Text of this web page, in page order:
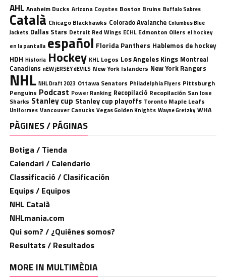
AHL Anaheim Ducks Arizona Coyotes Boston Bruins Buffalo Sabres
Català Chicago Blackhawks Colorado Avalanche Columbus Blue
Jackets Dallas Stars Detroit Red Wings ECHL Edmonton Oilers el hockey
en la pantalla español Florida Panthers Hablemos de hockey
HDH Historia Hockey KHL Logos Los Angeles Kings Montreal
Canadiens nEW jERSEY dEVILS New York Islanders New York Rangers
NHL NHL Draft 2023 Ottawa Senators Philadelphia Flyers Pittsburgh
Penguins Podcast Power Ranking Recopilació Recopilación San Jose
Sharks Stanley cup Stanley cup playoffs Toronto Maple Leafs
Uniformes Vancouver Canucks Vegas Golden Knights Wayne Gretzky WHA
PÀGINES / PÁGINAS
Botiga / Tienda
Calendari / Calendario
Classificació / Clasificación
Equips / Equipos
NHL Català
NHLmania.com
Qui som? / ¿Quiénes somos?
Resultats / Resultados
MORE IN MULTIMÈDIA